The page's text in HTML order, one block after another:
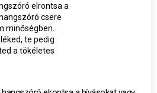
elrontsa a
csere
minőségben.
te pedig
a tökéletes